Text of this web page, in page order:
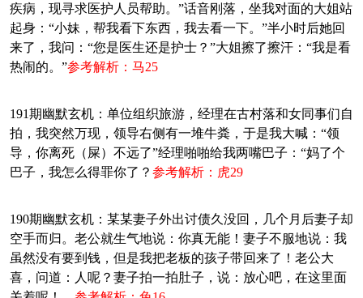
疾病，现寻求医护人员帮助。”话音刚落，坐我对面的大姐站
起身：“小妹，帮我看下东西，我去看一下。”半小时后她回
来了，我问：“您是医生还是护士？”大姐擦了擦汗：“我是看
热闹的。”参考解析：马25
191期幽默玄机：单位组织旅游，经理在古村落和女同事们自
拍，我突然万现，领导右侧有一堆牛粪，于是我大喊：“领
导，你离死（屎）不远了”经理啪啪给我两嘴巴子：“妈了个
巴子，我怎么得罪你了？ 参考解析：虎29
190期幽默玄机：某某妻子外出讨债久没回，几个月后妻子却
空手而归。老公就生气地说：你真无能！妻子不服地说：我
虽然没有要到钱，但是我把老板的孩子带回来了！老公大
喜，问道：人呢？妻子拍一拍肚子，说：放心吧，在这里面